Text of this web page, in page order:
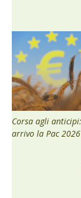
Corsa agli
arrivo la Pac 2026